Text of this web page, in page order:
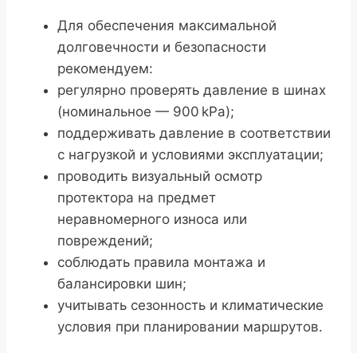
Для обеспечения максимальной
долговечности и безопасности
рекомендуем:
регулярно проверять давление в шинах
(номинальное — 900 kPa);
поддерживать давление в соответствии
с нагрузкой и условиями эксплуатации;
проводить визуальный осмотр
протектора на предмет
неравномерного износа или
повреждений;
соблюдать правила монтажа и
балансировки шин;
учитывать сезонность и климатические
условия при планировании маршрутов.